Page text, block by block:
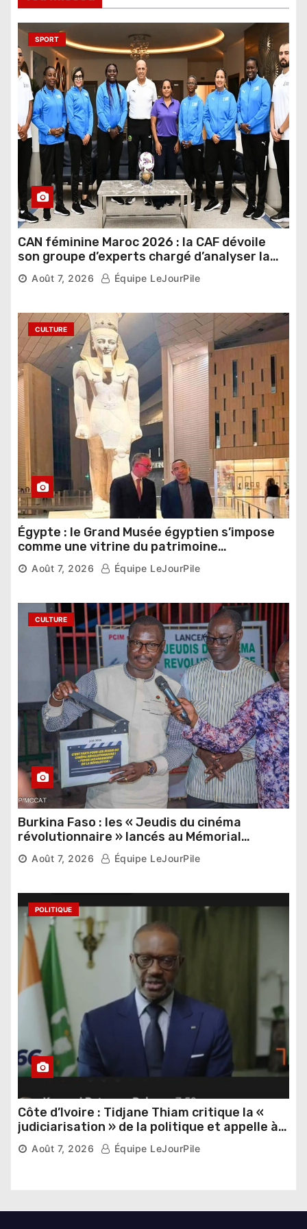
e
sSPORT
CAN féminine Maroc 2026 : la CAF dévoile
son groupe d’experts chargé d’analyser la
compétition
3,417 vues
Août 7, 2026 Équipe LeJourPile
CULTURE
Égypte : le Grand Musée égyptien s’impose
comme une vitrine du patrimoine
pharaonique auprès des dirigeants
étrangers
Août 7, 2026 Équipe LeJourPile
CULTURE
Burkina Faso : les « Jeudis du cinéma
révolutionnaire » lancés au Mémorial
Thomas Sankara
5,689 vues
Août 7, 2026 Équipe LeJourPile
POLITIQUE
Côte d’Ivoire : Tidjane Thiam critique la «
judiciarisation » de la politique et appelle à
poursuivre l’apaisement
6,909 vues
Août 7, 2026 Équipe LeJourPile